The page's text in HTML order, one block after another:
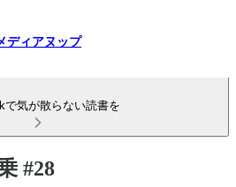
ディアヌップ
で気が散らない読書を
#28